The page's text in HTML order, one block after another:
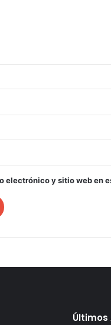
electrónico y sitio web en